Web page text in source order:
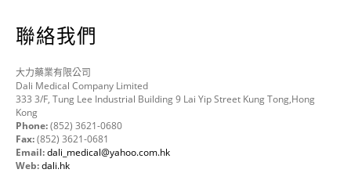
聯絡我們
大力藥業有限公司
Dali Medical Company Limited
333 3/F, Tung Lee Industrial Building 9 Lai Yip Street Kung Tong,Hong
Kong
Phone:(852) 3621-0680
Fax:(852) 3621-0681
Email:dali_medical@yahoo.com.hk
Web:dali.hk